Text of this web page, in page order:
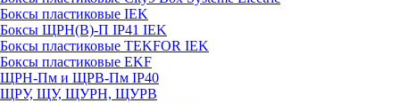
Боксы пластиковые IEK
Боксы ЩРН(В)-П IP41 IEK
Боксы пластиковые TEKFOR IEK
Боксы пластиковые EKF
ЩРН-Пм и ЩРВ-Пм IP40
ЩРУ, ЩУ, ЩУРН, ЩУРВ